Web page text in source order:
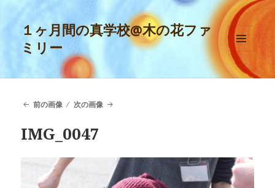
１ヶ月間の真学校@木の花ファ
ミリー
メニュ
ーとウ
ィジェ
前の画像
次の画像
IMG_0047